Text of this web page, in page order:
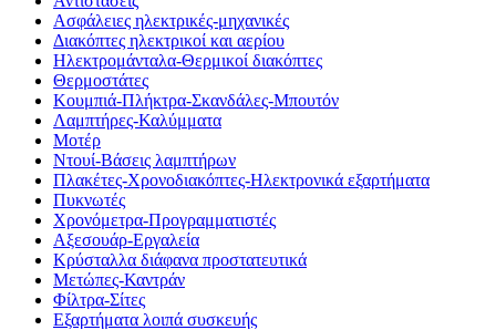
Ασφάλειες ηλεκτρικές-μηχανικές
Διακόπτες ηλεκτρικοί και αερίου
Ηλεκτρομάνταλα-Θερμικοί διακόπτες
Θερμοστάτες
Κουμπιά-Πλήκτρα-Σκανδάλες-Μπουτόν
Λαμπτήρες-Καλύμματα
Μοτέρ
Ντουί-Βάσεις λαμπτήρων
Πλακέτες-Χρονοδιακόπτες-Ηλεκτρονικά εξαρτήματα
Πυκνωτές
Χρονόμετρα-Προγραμματιστές
Αξεσουάρ-Εργαλεία
Κρύσταλλα διάφανα προστατευτικά
Μετώπες-Καντράν
Φίλτρα-Σίτες
Εξαρτήματα λοιπά συσκευής